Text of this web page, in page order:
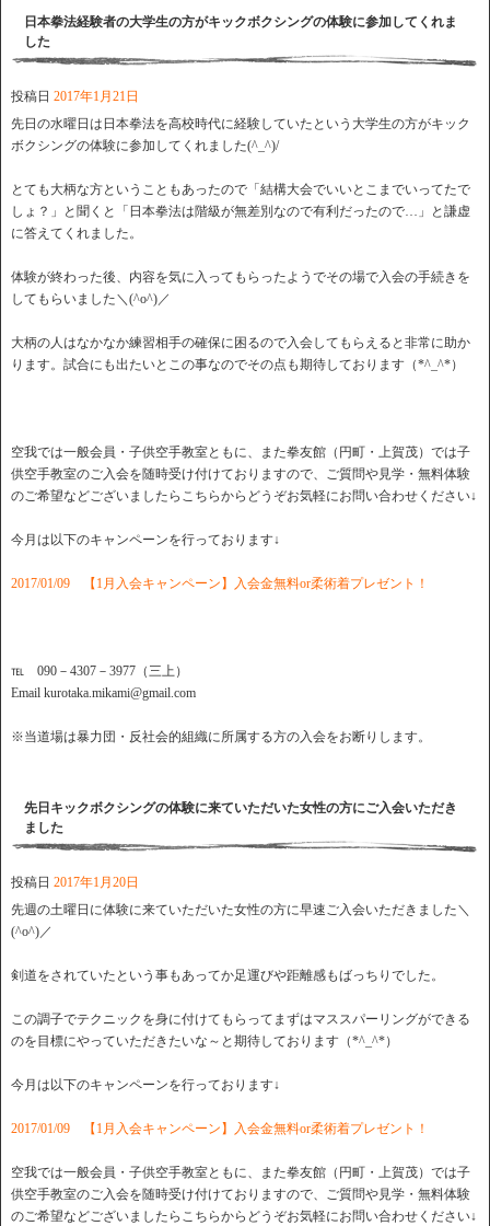
日本拳法経験者の大学生の方がキックボクシングの体験に参加してくれま
した
投稿日 2017年1月21日
先日の水曜日は日本拳法を高校時代に経験していたという大学生の方がキック
ボクシングの体験に参加してくれました(^_^)/
とても大柄な方ということもあったので「結構大会でいいとこまでいってたで
しょ？」と聞くと「日本拳法は階級が無差別なので有利だったので…」と謙虚
に答えてくれました。
体験が終わった後、内容を気に入ってもらったようでその場で入会の手続きを
してもらいました＼(^o^)／
大柄の人はなかなか練習相手の確保に困るので入会してもらえると非常に助か
ります。試合にも出たいとこの事なのでその点も期待しております（*^_^*）
空我では一般会員・子供空手教室ともに、また拳友館（円町・上賀茂）では子
供空手教室のご入会を随時受け付けておりますので、ご質問や見学・無料体験
のご希望などございましたらこちらからどうぞお気軽にお問い合わせください↓
今月は以下のキャンペーンを行っております↓
2017/01/09 【1月入会キャンペーン】入会金無料or柔術着プレゼント！
℡ 090－4307－3977（三上）
Email kurotaka.mikami@gmail.com
※当道場は暴力団・反社会的組織に所属する方の入会をお断りします。
先日キックボクシングの体験に来ていただいた女性の方にご入会いただき
ました
投稿日 2017年1月20日
先週の土曜日に体験に来ていただいた女性の方に早速ご入会いただきました＼
(^o^)／
剣道をされていたという事もあってか足運びや距離感もばっちりでした。
この調子でテクニックを身に付けてもらってまずはマススパーリングができる
のを目標にやっていただきたいな～と期待しております（*^_^*）
今月は以下のキャンペーンを行っております↓
2017/01/09 【1月入会キャンペーン】入会金無料or柔術着プレゼント！
空我では一般会員・子供空手教室ともに、また拳友館（円町・上賀茂）では子
供空手教室のご入会を随時受け付けておりますので、ご質問や見学・無料体験
のご希望などございましたらこちらからどうぞお気軽にお問い合わせください↓